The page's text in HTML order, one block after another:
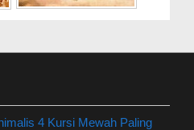
4 Kursi Mewah Paling